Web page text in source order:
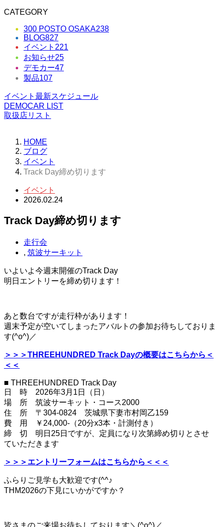
CATEGORY
300 POSTO OSAKA238
BLOG827
イベント 221
お知らせ25
デモカー47
製品107
イベント最新スケジュール
DEMOCAR LIST
取扱店リスト
HOME
ブログ
イベント
Track Day締め切ります
イベント
2026.02.24
Track Day締め切ります
走行会
, 筑波サーキット
いよいよ今週末開催のTrack Day
明日エントリーを締め切ります！
あと数台ですが走行枠があります！
週末予定が空いてしまったアバルトの参加お待ちしておりま
す(^o^)／
＞＞＞THREEHUNDRED Track Dayの概要はこちらから＜
＜＜
■ THREEHUNDRED Track Day
日 時 2026年3月1日（日）
場 所 筑波サーキット・コース2000
住 所 〒304-0824 茨城県下妻市村岡乙159
費 用 ￥24,000-（20分x3本・計測付き）
締 切 明日25日ですが、定員になり次第締め切りとさせ
ていただきます
＞＞＞エントリーフォームはこちらから＜＜＜
ふらりご見学も大歓迎です(^^♪
THM2026の下見にいかがですか？
皆さまのご来場お待ちしております＼(^o^)／